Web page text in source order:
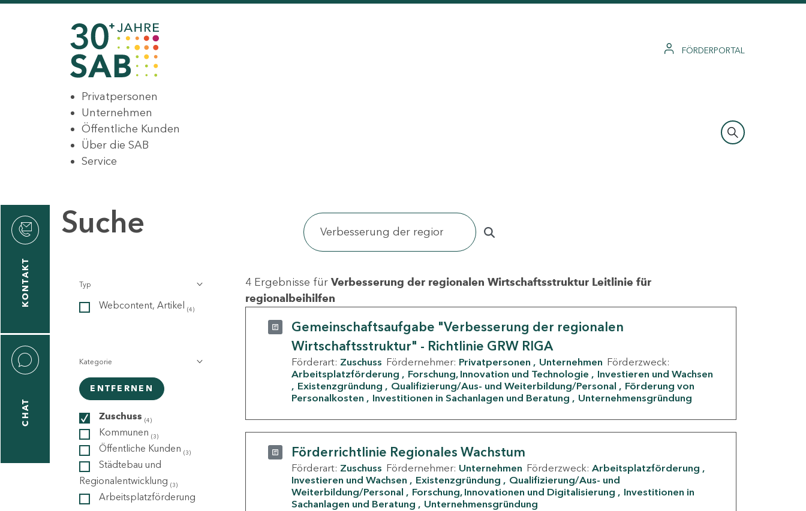
FÖRDERPORTAL
Privatpersonen
Unternehmen
Öffentliche Kunden
Über die SAB
Service
KONTAKT
CHAT
Suche
Typ
Webcontent, Artikel (4)
Kategorie
ENTFERNEN
Zuschuss (4)
Kommunen (3)
Öffentliche Kunden (3)
Städtebau und
Regionalentwicklung (3)
Arbeitsplatzförderung
4 Ergebnisse für Verbesserung der regionalen Wirtschaftsstruktur Leitlinie für
regionalbeihilfen
Gemeinschaftsaufgabe "Verbesserung der regionalen
Wirtschaftsstruktur" - Richtlinie GRW RIGA
Förderart: Zuschuss Fördernehmer: Privatpersonen Unternehmen Förderzweck:
Arbeitsplatzförderung
Forschung, Innovation und Technologie
Investieren und Wachsen
Existenzgründung
Qualifizierung/Aus- und Weiterbildung/Personal
Förderung von
Personalkosten
Investitionen in Sachanlagen und Beratung Unternehmensgründung
Förderrichtlinie Regionales Wachstum
Förderart: Zuschuss Fördernehmer: Unternehmen Förderzweck: Arbeitsplatzförderung
Investieren und Wachsen
Existenzgründung
Qualifizierung/Aus- und
Weiterbildung/Personal
Forschung, Innovationen und Digitalisierung
Investitionen in
Sachanlagen und Beratung
Unternehmensgründung